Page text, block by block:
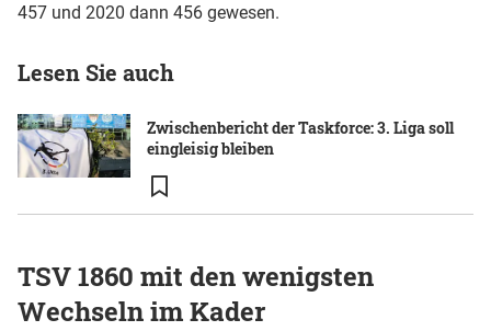
457 und 2020 dann 456 gewesen.
Lesen Sie auch
Zwischenbericht der Taskforce: 3. Liga soll
eingleisig bleiben
TSV 1860 mit den wenigsten
Wechseln im Kader